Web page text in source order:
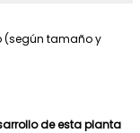
(según tamaño y
de esta planta